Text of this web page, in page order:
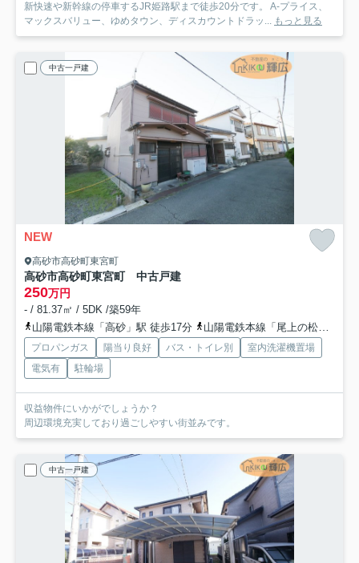
新快速や新幹線の停車するJR姫路駅まで徒歩20分です。 A-プライス、
マックスバリュー、ゆめタウン、ディスカウントドラッ... もっと見る
中古一戸建
NEW
高砂市高砂町東宮町
高砂市高砂町東宮町 中古戸建
250万円
- / 81.37㎡ / 5DK /築59年
山陽電鉄本線「高砂」駅 徒歩17分
山陽電鉄本線「尾上の松」駅 徒歩33分
プロパンガス 陽当り良好 バス・トイレ別
室内洗濯機置場
電気有
駐輪場
収益物件にいかがでしょうか？
周辺環境充実しており過ごしやすい街並みです。
中古一戸建